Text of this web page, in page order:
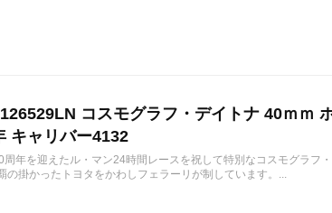
コスモグラフ・デイトナ 40ｍｍ
キャリバー4132
年を迎えたル・マン24時間レースを祝して特別なコスモグラフ
の掛かったトヨタをかわしフェラーリが制しています。...